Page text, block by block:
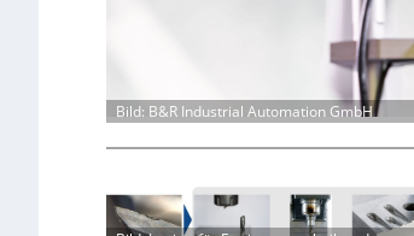
Bild: B&R Industrial Automation GmbH